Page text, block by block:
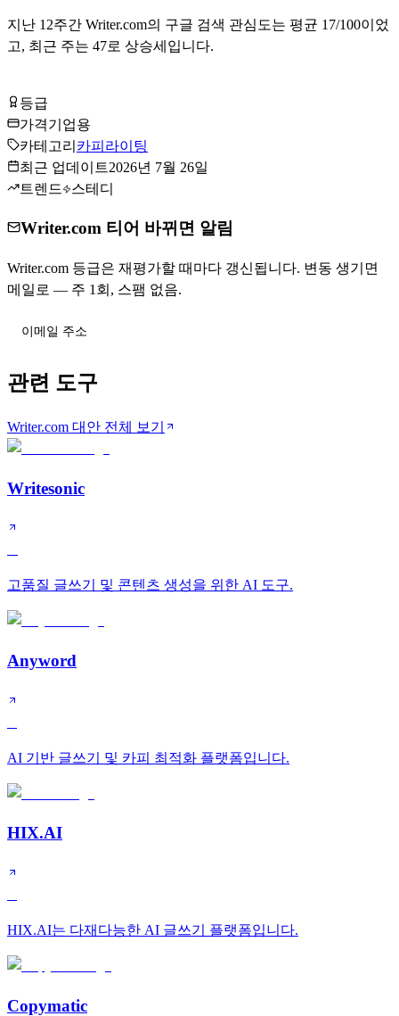
지난 12주간 Writer.com의 구글 검색 관심도는 평균 17/100이었
고, 최근 주는 47로 상승세입니다.
등급
가격기업용
카테고리 카피라이팅
최근 업데이트2026년 7월 26일
트렌드
스테디
Writer.com 티어 바뀌면 알림
Writer.com 등급은 재평가할 때마다 갱신됩니다. 변동 생기면
메일로 — 주 1회, 스팸 없음.
관련 도구
Writer.com 대안 전체 보기
Writesonic
고품질 글쓰기 및 콘텐츠 생성을 위한 AI 도구.
Anyword
AI 기반 글쓰기 및 카피 최적화 플랫폼입니다.
HIX.AI
HIX.AI는 다재다능한 AI 글쓰기 플랫폼입니다.
Copymatic